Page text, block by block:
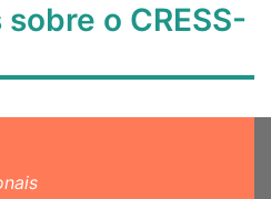
o CRESS-